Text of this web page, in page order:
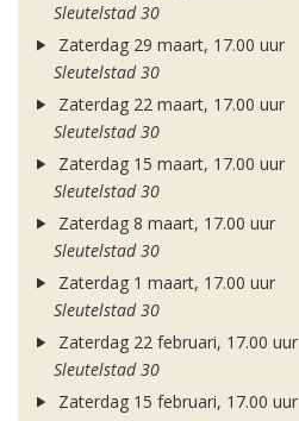
Sleutelstad 30
Zaterdag 29 maart, 17.00 uur
Sleutelstad 30
Zaterdag 22 maart, 17.00 uur
Sleutelstad 30
Zaterdag 15 maart, 17.00 uur
Sleutelstad 30
Zaterdag 8 maart, 17.00 uur
Sleutelstad 30
Zaterdag 1 maart, 17.00 uur
Sleutelstad 30
Zaterdag 22 februari, 17.00 uur
Sleutelstad 30
Zaterdag 15 februari, 17.00 uur